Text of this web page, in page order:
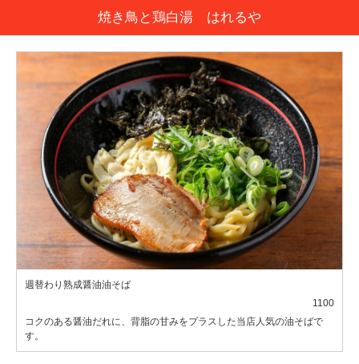
焼き鳥と鶏白湯 はれるや
週替わり熟成醤油油そば
1100
コクのある醤油だれに、背脂の甘みをプラスした当店人気の油そばで
す。